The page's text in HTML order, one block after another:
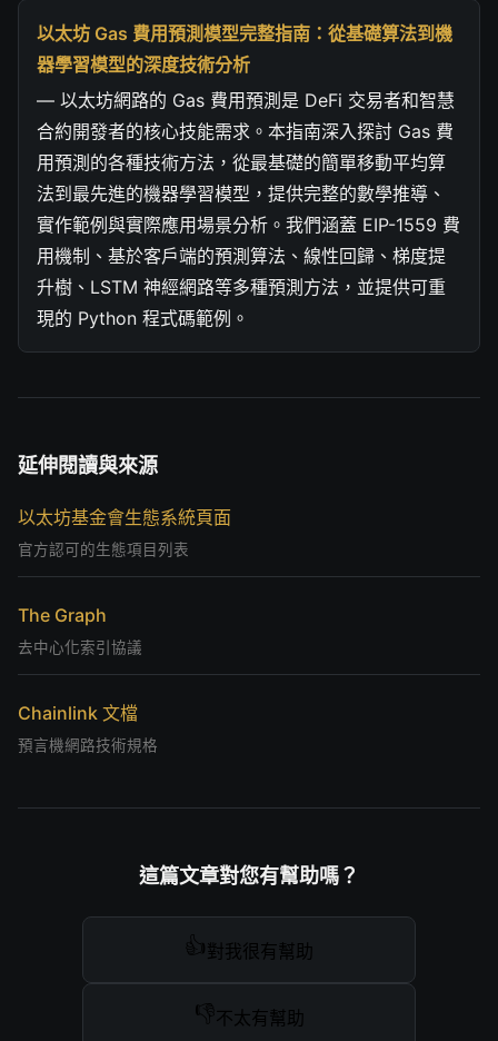
以太坊 Gas 費用預測模型完整指南：從基礎算法到機
器學習模型的深度技術分析
— 以太坊網路的 Gas 費用預測是 DeFi 交易者和智慧
合約開發者的核心技能需求。本指南深入探討 Gas 費
用預測的各種技術方法，從最基礎的簡單移動平均算
法到最先進的機器學習模型，提供完整的數學推導、
實作範例與實際應用場景分析。我們涵蓋 EIP-1559 費
用機制、基於客戶端的預測算法、線性回歸、梯度提
升樹、LSTM 神經網路等多種預測方法，並提供可重
現的 Python 程式碼範例。
延伸閱讀與來源
以太坊基金會生態系統頁面
官方認可的生態項目列表
The Graph
去中心化索引協議
Chainlink 文檔
預言機網路技術規格
這篇文章對您有幫助嗎？
👍對我很有幫助
👎 不太有幫助